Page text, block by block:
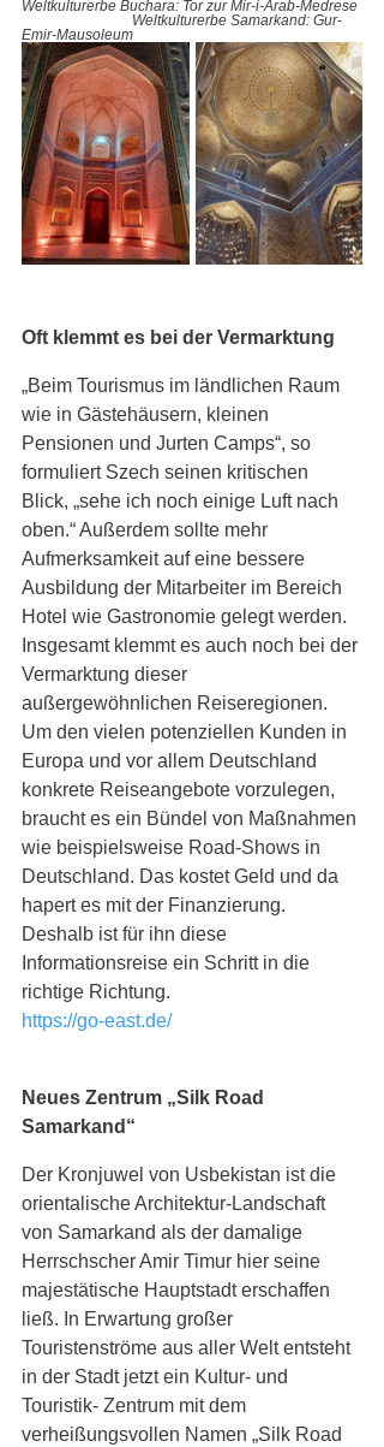
Weltkulturerbe Buchara: Tor zur Mir-i-Arab-Medrese
Weltkulturerbe Samarkand: Gur-
Emir-Mausoleum
Oft klemmt es bei der Vermarktung
„Beim Tourismus im ländlichen Raum
wie in Gästehäusern, kleinen
Pensionen und Jurten Camps“, so
formuliert Szech seinen kritischen
Blick, „sehe ich noch einige Luft nach
oben.“ Außerdem sollte mehr
Aufmerksamkeit auf eine bessere
Ausbildung der Mitarbeiter im Bereich
Hotel wie Gastronomie gelegt werden.
Insgesamt klemmt es auch noch bei der
Vermarktung dieser
außergewöhnlichen Reiseregionen.
Um den vielen potenziellen Kunden in
Europa und vor allem Deutschland
konkrete Reiseangebote vorzulegen,
braucht es ein Bündel von Maßnahmen
wie beispielsweise Road-Shows in
Deutschland. Das kostet Geld und da
hapert es mit der Finanzierung.
Deshalb ist für ihn diese
Informationsreise ein Schritt in die
richtige Richtung.
https://go-east.de/
Neues Zentrum „Silk Road
Samarkand“
Der Kronjuwel von Usbekistan ist die
orientalische Architektur-Landschaft
von Samarkand als der damalige
Herrschscher Amir Timur hier seine
majestätische Hauptstadt erschaffen
ließ. In Erwartung großer
Touristenströme aus aller Welt entsteht
in der Stadt jetzt ein Kultur- und
Touristik- Zentrum mit dem
verheißungsvollen Namen „Silk Road